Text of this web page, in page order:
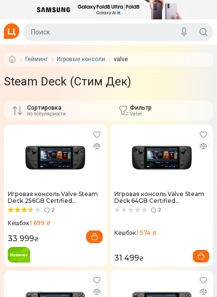
Гейминг Игровые консоли valve
Steam Deck (Стим Дек)
Сортировка
по популярности
Фильтр
Valve
Игровая консоль Valve Steam
Deck 256GB Certified
Refurbished
2
Кешбэк1 699 ₴
33 999₴
Игровая консоль Valve Steam
Deck 64GB Certified
Refurbished
2
Кешбэк1 574 ₴
31 499₴